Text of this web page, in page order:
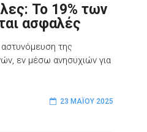
Το 19% των
ασφαλές
της
εν μέσω ανησυχιών για
23 ΜΑΪ́ΟΥ 2025